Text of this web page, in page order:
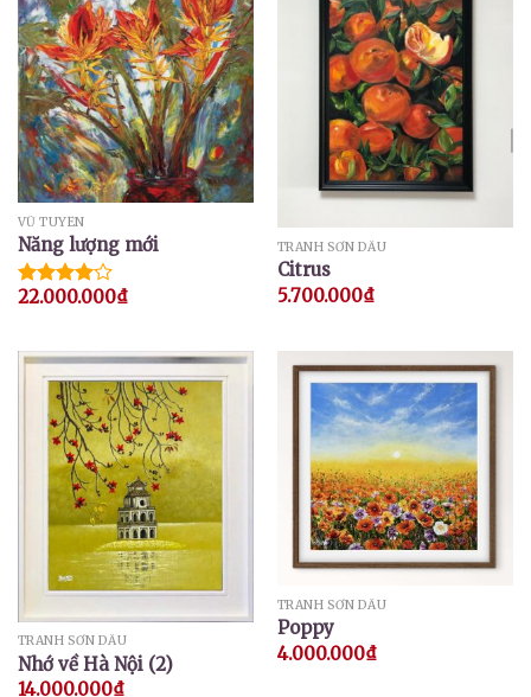
VŨ TUYÊN
Năng lượng mới
Được
sao
22.000.000₫
TRANH SƠN DẦU
Citrus
5.700.000₫
TRANH SƠN DẦU
Nhớ về Hà Nội (2)
14.000.000₫
TRANH SƠN DẦU
Poppy
4.000.000₫